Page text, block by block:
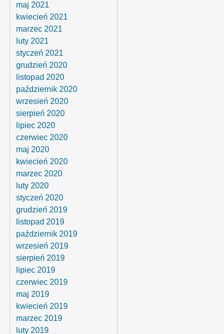
maj 2021
kwiecień 2021
marzec 2021
luty 2021
styczeń 2021
grudzień 2020
listopad 2020
październik 2020
wrzesień 2020
sierpień 2020
lipiec 2020
czerwiec 2020
maj 2020
kwiecień 2020
marzec 2020
luty 2020
styczeń 2020
grudzień 2019
listopad 2019
październik 2019
wrzesień 2019
sierpień 2019
lipiec 2019
czerwiec 2019
maj 2019
kwiecień 2019
marzec 2019
luty 2019